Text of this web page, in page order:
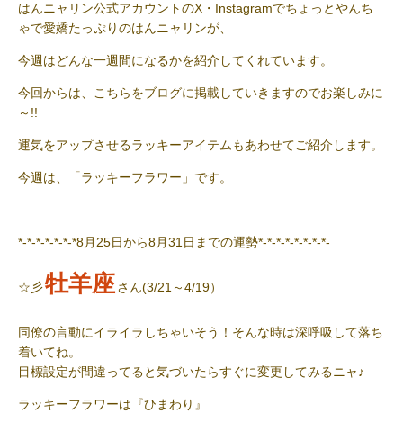
はんニャリン公式アカウントのX・Instagramでちょっとやんち
ゃで愛嬌たっぷりのはんニャリンが、
今週はどんな一週間になるかを紹介してくれています。
今回からは、こちらをブログに掲載していきますのでお楽しみに
～!!
運気をアップさせるラッキーアイテムもあわせてご紹介します。
今週は、「ラッキーフラワー」です。
*-*-*-*-*-*-*8月25日から8月31日までの運勢*-*-*-*-*-*-*-*-
☆彡牡羊座さん(3/21～4/19）
同僚の言動にイライラしちゃいそう！そんな時は深呼吸して落ち
着いてね。
目標設定が間違ってると気づいたらすぐに変更してみるニャ♪
ラッキーフラワーは『ひまわり』